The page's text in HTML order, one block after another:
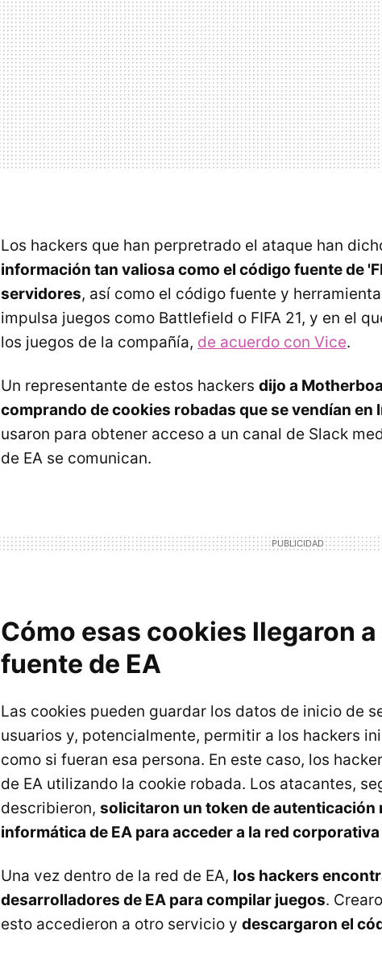
Los hackers que han perpretrado el ataque han
información tan valiosa como el código fuente de
servidores, así como el código fuente y
impulsa juegos como Battlefield o FIFA 21, y en el
los juegos de la compañía, de acuerdo con Vice.
Un representante de estos hackers dijo a
comprando de cookies robadas que se vendían en
usaron para obtener acceso a un canal de Slack
de EA se comunican.
Cómo esas cookies llegaron
fuente de EA
Las cookies pueden guardar los datos de inicio de
usuarios y, potencialmente, permitir a los hackers
como si fueran esa persona. En este caso, los
de EA utilizando la cookie robada. Los atacantes,
describieron, solicitaron un token de autenticación
informática de EA para acceder a la red corporativa
Una vez dentro de la red de EA, los hackers
desarrolladores de EA para compilar juegos.
esto accedieron a otro servicio y descargaron el